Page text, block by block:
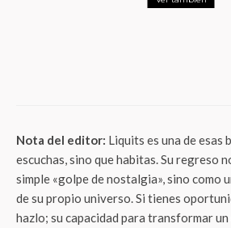
Nota del editor: Liquits es una de esas
escuchas, sino que habitas. Su regreso
simple «golpe de nostalgia», sino como
de su propio universo. Si tienes
hazlo; su capacidad para transformar